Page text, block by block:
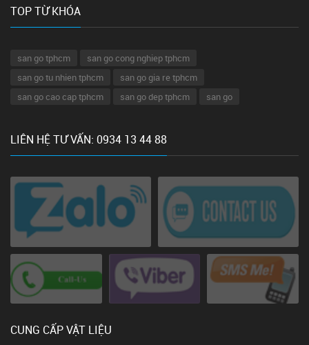
TOP TỪ KHÓA
san go tphcm
san go cong nghiep tphcm
san go tu nhien tphcm
san go gia re tphcm
san go cao cap tphcm
san go dep tphcm san go
LIÊN HỆ TƯ VẤN: 0934 13 44 88
CUNG CẤP VẬT LIỆU